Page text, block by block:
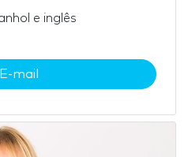
e inglês
E-mail